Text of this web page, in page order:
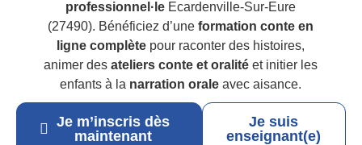
professionnel·le Ecardenville-Sur-Eure
(27490). Bénéficiez d’uneformation conte en
ligne complète pour raconter des histoires,
animer desateliers conte et oralité et initier les
enfants à la narration orale avec aisance.
Je m’inscris dès
maintenant
Je suis
enseignant(e)